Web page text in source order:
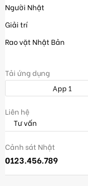
Người Nhật
Giải trí
Rao vặt Nhật Bản
Tải ứng dụng
App 1
Liên hệ
Tư vấn
Cảnh sát Nhật
0123.456.789